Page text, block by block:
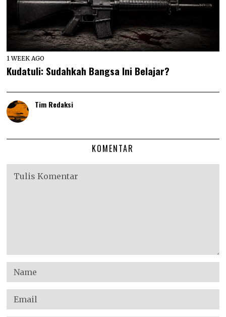
1 WEEK AGO
Kudatuli: Sudahkah Bangsa Ini Belajar?
Tim Redaksi
KOMENTAR